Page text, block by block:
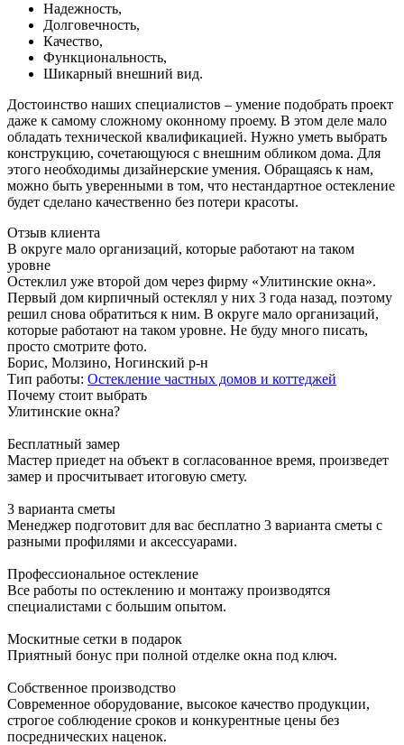
Надежность,
Долговечность,
Качество,
Функциональность,
Шикарный внешний вид.
Достоинство наших специалистов – умение подобрать проект
даже к самому сложному оконному проему. В этом деле мало
обладать технической квалификацией. Нужно уметь выбрать
конструкцию, сочетающуюся с внешним обликом дома. Для
этого необходимы дизайнерские умения. Обращаясь к нам,
можно быть уверенными в том, что нестандартное остекление
будет сделано качественно без потери красоты.
Отзыв клиента
В округе мало организаций, которые работают на таком
уровне
Остеклил уже второй дом через фирму «Улитинские окна».
Первый дом кирпичный остеклял у них 3 года назад, поэтому
решил снова обратиться к ним. В округе мало организаций,
которые работают на таком уровне. Не буду много писать,
просто смотрите фото.
Борис, Молзино, Ногинский р-н
Тип работы: Остекление частных домов и коттеджей
Почему стоит выбрать
Улитинские окна?
Бесплатный замер
Мастер приедет на объект в согласованное время, произведет
замер и просчитывает итоговую смету.
3 варианта сметы
Менеджер подготовит для вас бесплатно 3 варианта сметы с
разными профилями и аксессуарами.
Профессиональное остекление
Все работы по остеклению и монтажу производятся
специалистами с большим опытом.
Москитные сетки в подарок
Приятный бонус при полной отделке окна под ключ.
Собственное производство
Современное оборудование, высокое качество продукции,
строгое соблюдение сроков и конкурентные цены без
посреднических наценок.